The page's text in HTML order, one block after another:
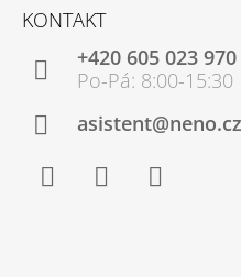
KONTAKT
+420 605 023 970
asistent@neno.cz